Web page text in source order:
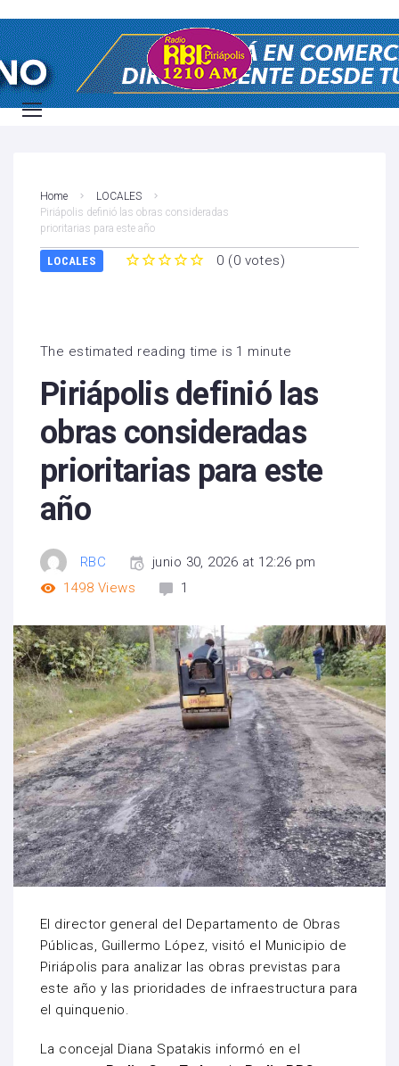
Home
LOCALES
Piriápolis definió las obras consideradas
prioritarias para este año
LOCALES 0 (0 votes)
The estimated reading time is 1 minute
Piriápolis definió las
obras consideradas
prioritarias para este
año
RBC
junio 30, 2026 at 12:26 pm
1498 Views 1
El director general del Departamento de Obras
Públicas, Guillermo López, visitó el Municipio de
Piriápolis para analizar las obras previstas para
este año y las prioridades de infraestructura para
el quinquenio.
La concejal Diana Spatakis informó en el